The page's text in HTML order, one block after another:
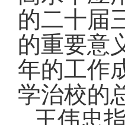
的二十届
的重要意
年的工作
学治校的
王伟忠